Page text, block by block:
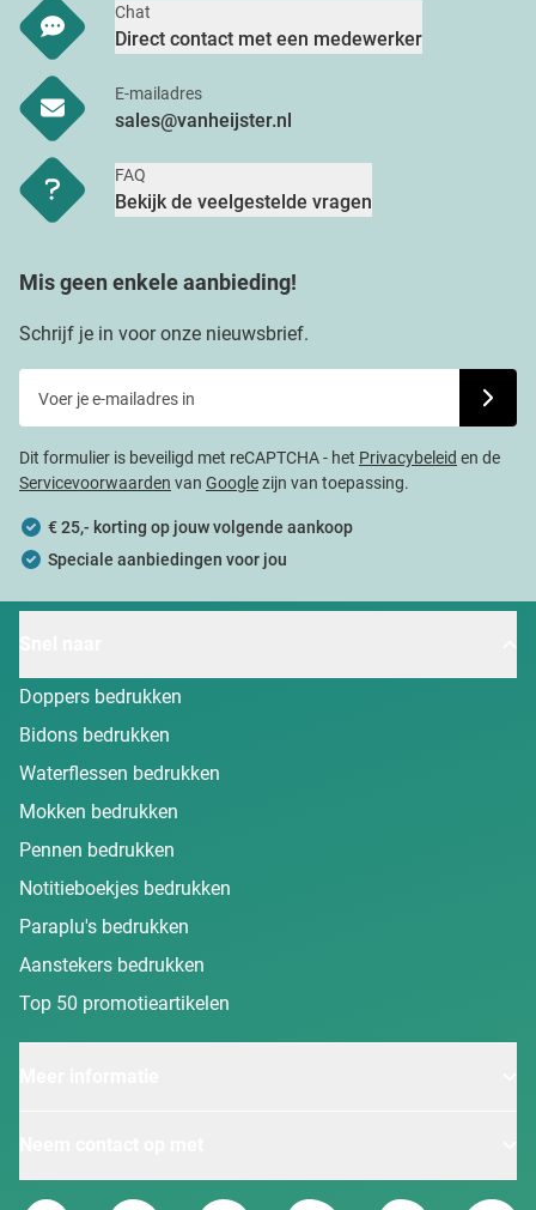
Chat
Direct contact met een medewerker
E-mailadres
sales@vanheijster.nl
FAQ
Bekijk de veelgestelde vragen
Mis geen enkele aanbieding!
Schrijf je in voor onze nieuwsbrief.
Dit formulier is beveiligd met reCAPTCHA - het Privacybeleid en de
Servicevoorwaarden van Googlezijn van toepassing.
€ 25,- korting op jouw volgende aankoop
Speciale aanbiedingen voor jou
Doppers bedrukken
Bidons bedrukken
Waterflessen bedrukken
Mokken bedrukken
Pennen bedrukken
Notitieboekjes bedrukken
Paraplu's bedrukken
Aanstekers bedrukken
Top 50 promotieartikelen